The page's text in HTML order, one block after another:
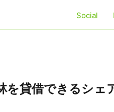
Social
を貸借できるシェ